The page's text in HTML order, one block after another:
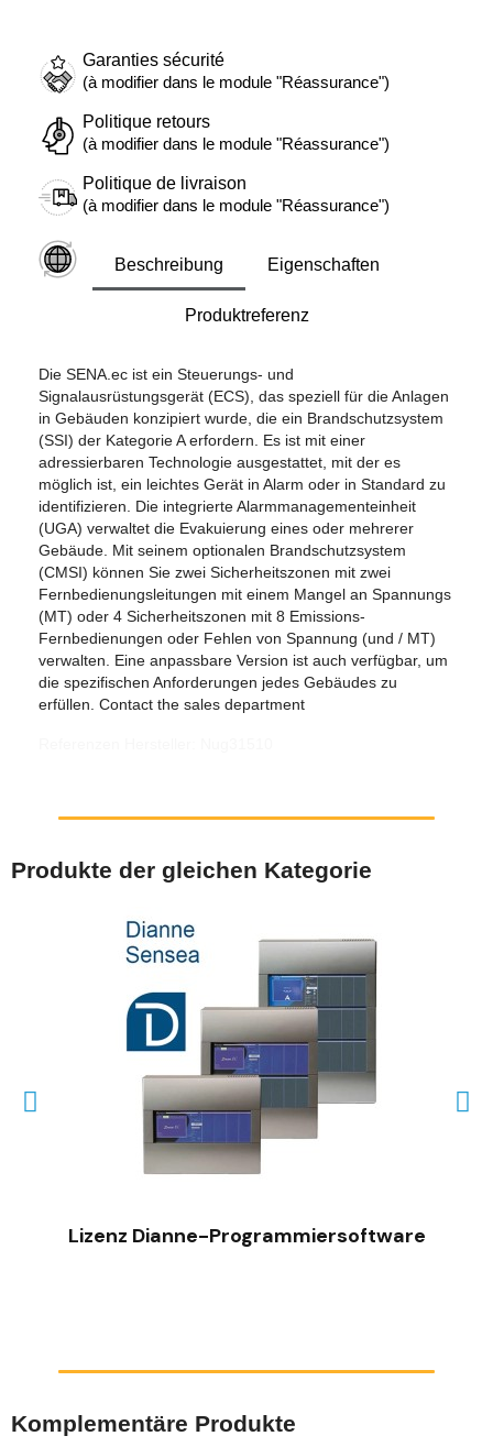
Garanties sécurité
(à modifier dans le module "Réassurance")
Politique retours
(à modifier dans le module "Réassurance")
Politique de livraison
(à modifier dans le module "Réassurance")
Beschreibung Eigenschaften
Produktreferenz
Die SENA.ec ist ein Steuerungs- und
Signalausrüstungsgerät (ECS), das speziell für die Anlagen
in Gebäuden konzipiert wurde, die ein Brandschutzsystem
(SSI) der Kategorie A erfordern. Es ist mit einer
adressierbaren Technologie ausgestattet, mit der es
möglich ist, ein leichtes Gerät in Alarm oder in Standard zu
identifizieren. Die integrierte Alarmmanagementeinheit
(UGA) verwaltet die Evakuierung eines oder mehrerer
Gebäude. Mit seinem optionalen Brandschutzsystem
(CMSI) können Sie zwei Sicherheitszonen mit zwei
Fernbedienungsleitungen mit einem Mangel an Spannungs
(MT) oder 4 Sicherheitszonen mit 8 Emissions-
Fernbedienungen oder Fehlen von Spannung (und / MT)
verwalten. Eine anpassbare Version ist auch verfügbar, um
die spezifischen Anforderungen jedes Gebäudes zu
erfüllen. Contact the sales department
Produkte der gleichen Kategorie
SCHNELLANSICHT
Lizenz Dianne-Programmiersoftware
Komplementäre Produkte